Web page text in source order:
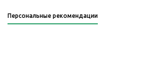
Персональные рекомендации